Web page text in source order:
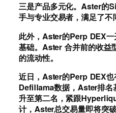
三是产品多元化。Aster的
手与专业交易者，满足了不
此外，Aster的Perp DEX
基础。Aster 合并前的收益
的流动性。
近日，Aster的Perp DEX
Defillama数据，Aster排名
升至第二名，紧跟
计，Aster总交易量即将突